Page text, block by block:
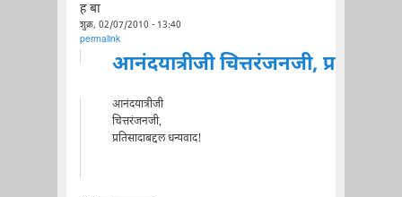
ह बा
शुक्र, 02/07/2010 - 13:40
permalink
आनंदयात्रीजी चित्तरंजनजी, प्र
आनंदयात्रीजी
चित्तरंजनजी,
प्रतिसादाबद्दल धन्यवाद!